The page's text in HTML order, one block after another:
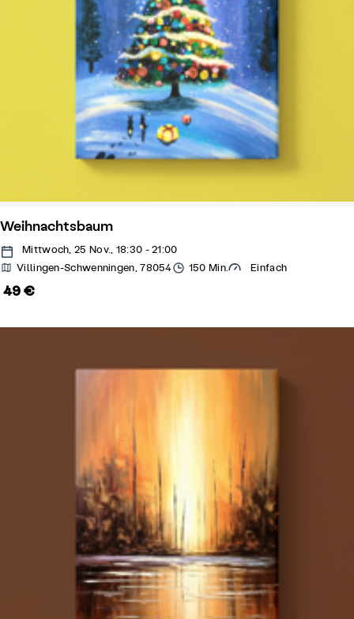
Weihnachtsbaum
Mittwoch, 25 Nov., 18:30 - 21:00
Villingen-Schwenningen, 78054
150 Min. Einfach
49 €